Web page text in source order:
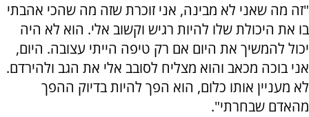
"זה מה שאני לא מבינה, אני זוכרת שזה מה שהכי אהבתי
בו את היכולת שלו להיות רגיש וקשוב אלי. הוא לא היה
יכול להמשיך את היום אם רק טיפה הייתי עצובה. היום,
אני בוכה מכאב והוא מצליח לסובב אלי את הגב ולהירדם.
לא מעניין אותו כלום, הוא הפך להיות בדיוק ההפך
מהאדם שבחרתי".